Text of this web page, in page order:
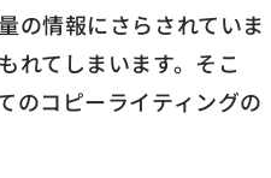
の情報にさらされていま
れてしまいます。そこ
のコピーライティングの